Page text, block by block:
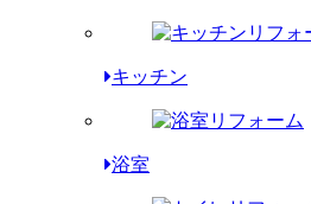
キッチン
浴室